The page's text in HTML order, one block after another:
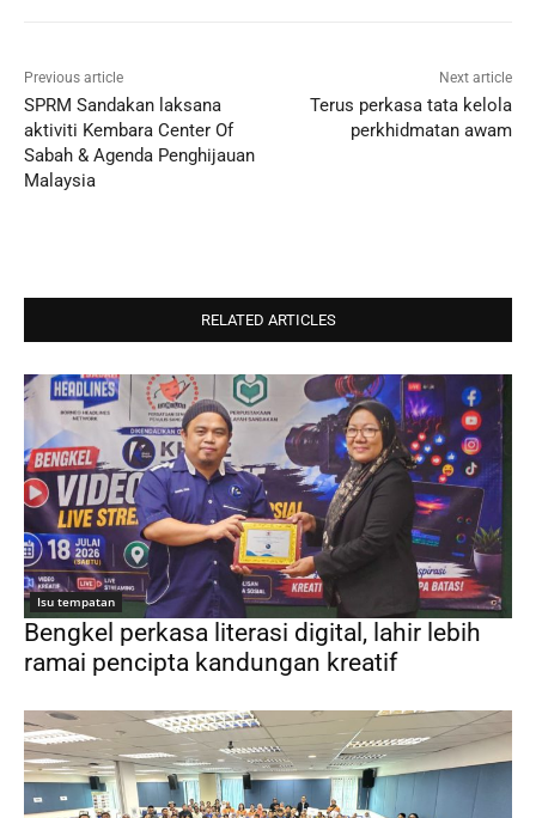
Previous article
SPRM Sandakan laksana
aktiviti Kembara Center Of
Sabah & Agenda Penghijauan
Malaysia
Next article
Terus perkasa tata kelola
perkhidmatan awam
RELATED ARTICLES
Isu tempatan
Bengkel perkasa literasi digital, lahir lebih
ramai pencipta kandungan kreatif